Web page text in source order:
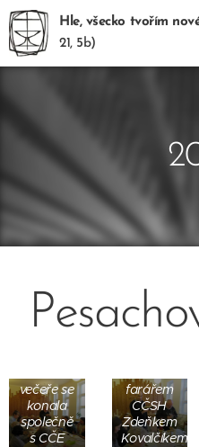
Hle, všecko tvořím
21, 5b)
večeře se
konala
společně
s CČE
farářem
CČSH
Zdeňkem
Kovalčíkem